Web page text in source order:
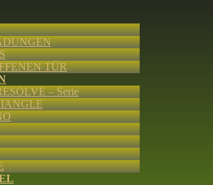
TÜR
– Serie